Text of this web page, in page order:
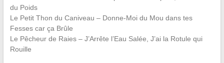
du Poids
Le Petit Thon du Caniveau – Donne-Moi du Mou dans tes
Fesses car ça Brûle
Le Pêcheur de Raies – J’Arrête l’Eau Salée, J’ai la Rotule qui
Rouille